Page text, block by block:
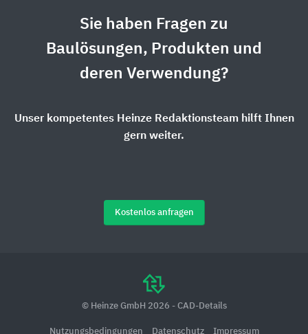
Sie haben Fragen zu
Baulösungen, Produkten und
deren Verwendung?
Unser kompetentes Heinze Redaktionsteam hilft Ihnen
gern weiter.
Kostenlos anfragen
© Heinze GmbH 2026 - CAD-Details
Nutzungsbedingungen Datenschutz Impressum